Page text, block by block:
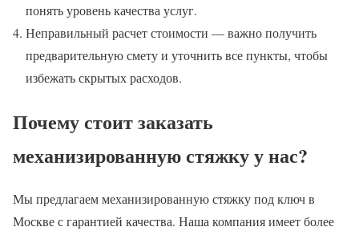
понять уровень качества услуг.
Неправильный расчет стоимости — важно получить
предварительную смету и уточнить все пункты, чтобы
избежать скрытых расходов.
Почему стоит заказать
механизированную стяжку у нас?
Мы предлагаем механизированную стяжку под ключ в
Москве с гарантией качества. Наша компания имеет более